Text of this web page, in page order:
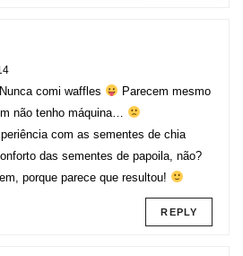
comi waffles
Parecem mesmo
não tenho máquina…
com as sementes de chia
das sementes de papoila, não?
porque parece que resultou!
REPLY